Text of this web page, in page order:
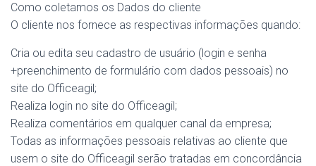
Como coletamos os Dados do cliente
O cliente nos fornece as respectivas informações quando:
Cria ou edita seu cadastro de usuário (login e senha
+preenchimento de formulário com dados pessoais) no
site do Officeagil;
Realiza login no site do Officeagil;
Realiza comentários em qualquer canal da empresa;
Todas as informações pessoais relativas ao cliente que
usem o site do Officeagil serão tratadas em concordância